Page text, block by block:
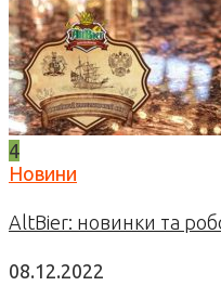
4
Новини
AltBier: новинки та
08.12.2022